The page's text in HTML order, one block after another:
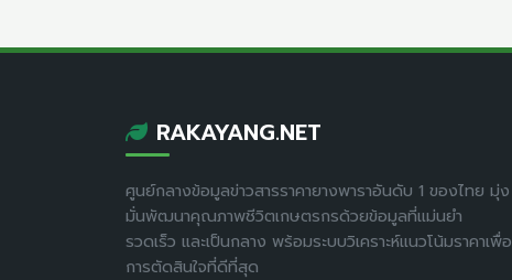
RAKAYANG.NET
ศูนย์กลางข้อมูลข่าวสารราคายางพาราอันดับ 1 ของไทย มุ่ง
มั่นพัฒนาคุณภาพชีวิตเกษตรกรด้วยข้อมูลที่แม่นยำ
รวดเร็ว และเป็นกลาง พร้อมระบบวิเคราะห์แนวโน้มราคาเพื่อ
การตัดสินใจที่ดีที่สุด